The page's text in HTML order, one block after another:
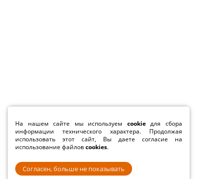
На нашем сайте мы используем cookieдля сбора
информации технического характера. Продолжая
использовать этот сайт, Вы даете согласие на
использование файловcookies.
Согласен, больше не показывать